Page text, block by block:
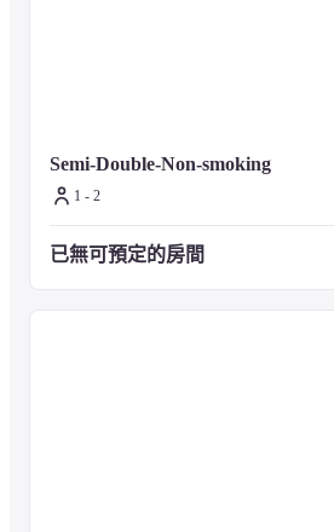
Semi-Double-Non-smoking
1 - 2
已無可預定的房間